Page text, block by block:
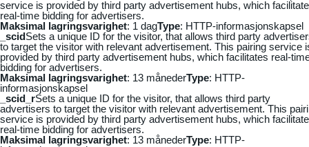
service is provided by third party advertisement hubs, which
real-time bidding for advertisers.
Maksimal lagringsvarighet: 1 dagType: HTTP-informasjonskapsel
_scidSets a unique ID for the visitor, that allows third party
to target the visitor with relevant advertisement. This pairing service
provided by third party advertisement hubs, which facilitates real-
bidding for advertisers.
Maksimal lagringsvarighet: 13 månederType: HTTP-
informasjonskapsel
_scid_rSets a unique ID for the visitor, that allows third party
advertisers to target the visitor with relevant advertisement. This
service is provided by third party advertisement hubs, which
real-time bidding for advertisers.
Maksimal lagringsvarighet: 13 månederType: HTTP-